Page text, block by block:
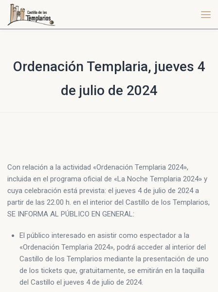
Ordenación Templaria, jueves 4
de julio de 2024
Con relación a la actividad «Ordenación Templaria 2024»,
incluida en el programa oficial de «La Noche Templaria 2024» y
cuya celebración está prevista: el jueves 4 de julio de 2024 a
partir de las 22.00 h. en el interior del Castillo de los Templarios,
SE INFORMA AL PÚBLICO EN GENERAL:
El público interesado en asistir como espectador a la
«Ordenación Templaria 2024», podrá acceder al interior del
Castillo de los Templarios mediante la presentación de uno
de los tickets que, gratuitamente, se emitirán en la taquilla
del Castillo el jueves 4 de julio de 2024.